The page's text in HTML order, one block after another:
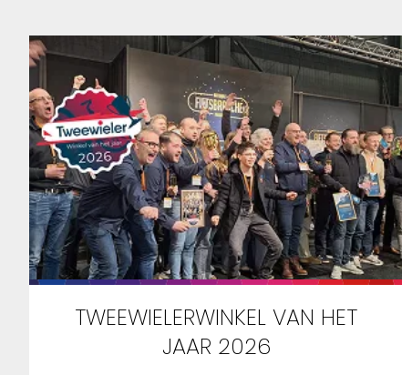
TWEEWIELERWINKEL VAN HET
JAAR 2026